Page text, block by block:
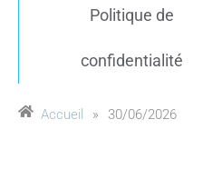
Politique de
confidentialité
Accueil » 30/06/2026